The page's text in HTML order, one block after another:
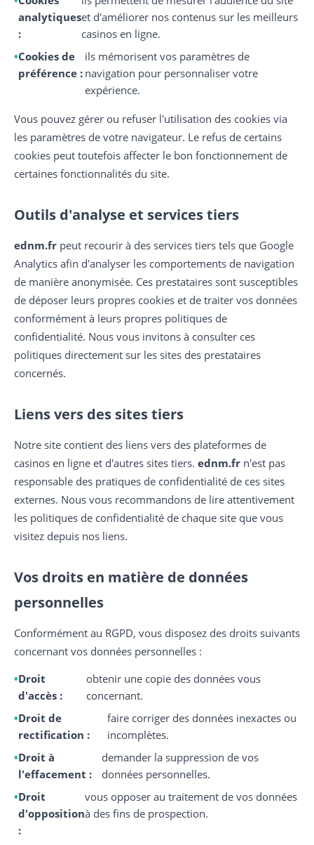
analytiques
:
et d'améliorer nos contenus sur les meilleurs
casinos en ligne.
Cookies de
préférence :
ils mémorisent vos paramètres de
navigation pour personnaliser votre
expérience.
Vous pouvez gérer ou refuser l'utilisation des cookies via
les paramètres de votre navigateur. Le refus de certains
cookies peut toutefois affecter le bon fonctionnement de
certaines fonctionnalités du site.
Outils d'analyse et services tiers
ednm.fr peut recourir à des services tiers tels que Google
Analytics afin d'analyser les comportements de navigation
de manière anonymisée. Ces prestataires sont susceptibles
de déposer leurs propres cookies et de traiter vos données
conformément à leurs propres politiques de
confidentialité. Nous vous invitons à consulter ces
politiques directement sur les sites des prestataires
concernés.
Liens vers des sites tiers
Notre site contient des liens vers des plateformes de
casinos en ligne et d'autres sites tiers. ednm.fr n'est pas
responsable des pratiques de confidentialité de ces sites
externes. Nous vous recommandons de lire attentivement
les politiques de confidentialité de chaque site que vous
visitez depuis nos liens.
Vos droits en matière de données
personnelles
Conformément au RGPD, vous disposez des droits suivants
concernant vos données personnelles :
Droit
d'accès :
obtenir une copie des données vous
concernant.
Droit de
rectification :
faire corriger des données inexactes ou
incomplètes.
Droit à
l'effacement :
demander la suppression de vos
données personnelles.
Droit
d'opposition
:
vous opposer au traitement de vos données
à des fins de prospection.